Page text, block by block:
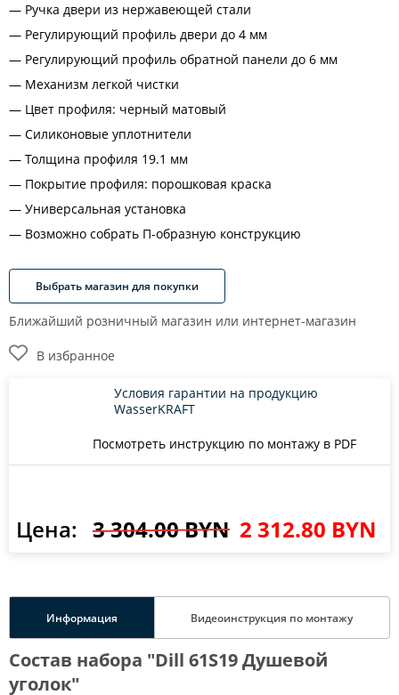
Ручка двери из нержавеющей стали
Регулирующий профиль двери до 4 мм
Регулирующий профиль обратной панели до 6 мм
Механизм легкой чистки
Цвет профиля: черный матовый
Силиконовые уплотнители
Толщина профиля 19.1 мм
Покрытие профиля: порошковая краска
Универсальная установка
Возможно собрать П-образную конструкцию
Выбрать магазин для покупки
Ближайший розничный магазин или интернет-магазин
В избранное
Посмотреть инструкцию по монтажу в PDF
Условия гарантии на продукцию
WasserKRAFT
Цена: 3 304.00 BYN 2 312.80 BYN
Информация Видеоинструкция по монтажу
Состав набора "Dill 61S19 Душевой
уголок"